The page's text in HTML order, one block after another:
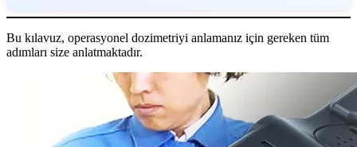
Bu kılavuz, operasyonel dozimetriyi anlamanız için gereken tüm
adımları size anlatmaktadır.